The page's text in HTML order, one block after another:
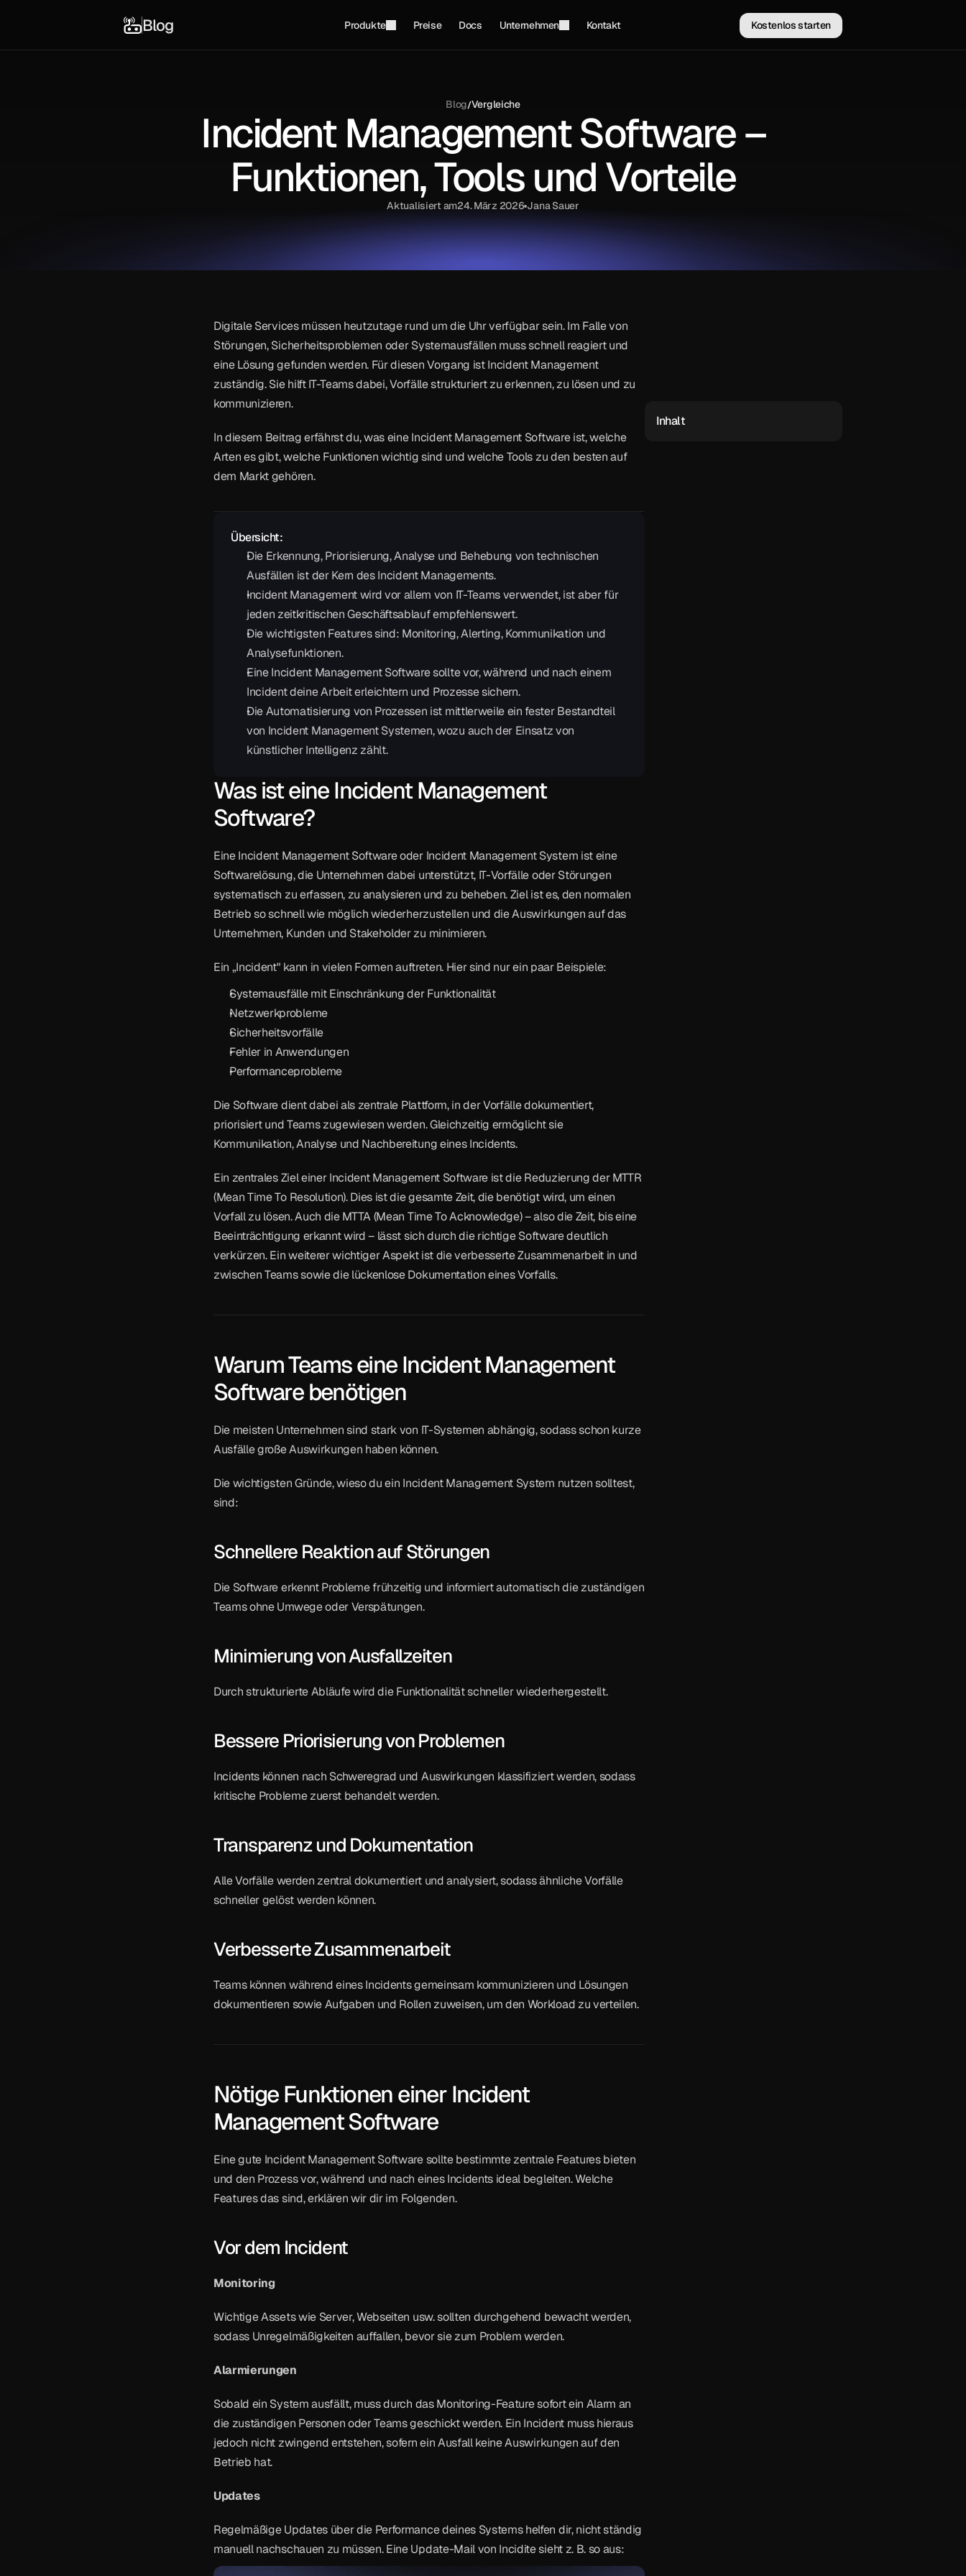
Blog Produkte Preise Docs Unternehmen Kontakt Kostenlos starten
Blog/Vergleiche
Incident Management Software –
Funktionen, Tools und Vorteile
Aktualisiert am24. März 2026 Jana Sauer
Digitale Services müssen heutzutage rund um die Uhr verfügbar sein. Im Falle von
Störungen, Sicherheitsproblemen oder Systemausfällen muss schnell reagiert und
eine Lösung gefunden werden. Für diesen Vorgang ist Incident Management
zuständig. Sie hilft IT-Teams dabei, Vorfälle strukturiert zu erkennen, zu lösen und zu
kommunizieren.
In diesem Beitrag erfährst du, was eine Incident Management Software ist, welche
Arten es gibt, welche Funktionen wichtig sind und welche Tools zu den besten auf
dem Markt gehören.
Übersicht:
Die Erkennung, Priorisierung, Analyse und Behebung von technischen
Ausfällen ist der Kern des Incident Managements.
Incident Management wird vor allem von IT-Teams verwendet, ist aber für
jeden zeitkritischen Geschäftsablauf empfehlenswert.
Die wichtigsten Features sind: Monitoring, Alerting, Kommunikation und
Analysefunktionen.
Eine Incident Management Software sollte vor, während und nach einem
Incident deine Arbeit erleichtern und Prozesse sichern.
Die Automatisierung von Prozessen ist mittlerweile ein fester Bestandteil
von Incident Management Systemen, wozu auch der Einsatz von
künstlicher Intelligenz zählt.
Was ist eine Incident Management
Software?
Eine Incident Management Software oder Incident Management System ist eine
Softwarelösung, die Unternehmen dabei unterstützt, IT-Vorfälle oder Störungen
systematisch zu erfassen, zu analysieren und zu beheben. Ziel ist es, den normalen
Betrieb so schnell wie möglich wiederherzustellen und die Auswirkungen auf das
Unternehmen, Kunden und Stakeholder zu minimieren.
Ein „Incident" kann in vielen Formen auftreten. Hier sind nur ein paar Beispiele:
Systemausfälle mit Einschränkung der Funktionalität
Netzwerkprobleme
Sicherheitsvorfälle
Fehler in Anwendungen
Performanceprobleme
Die Software dient dabei als zentrale Plattform, in der Vorfälle dokumentiert,
priorisiert und Teams zugewiesen werden. Gleichzeitig ermöglicht sie
Kommunikation, Analyse und Nachbereitung eines Incidents.
Ein zentrales Ziel einer Incident Management Software ist die Reduzierung der MTTR
(Mean Time To Resolution). Dies ist die gesamte Zeit, die benötigt wird, um einen
Vorfall zu lösen. Auch die MTTA (Mean Time To Acknowledge) – also die Zeit, bis eine
Beeinträchtigung erkannt wird – lässt sich durch die richtige Software deutlich
verkürzen. Ein weiterer wichtiger Aspekt ist die verbesserte Zusammenarbeit in und
zwischen Teams sowie die lückenlose Dokumentation eines Vorfalls.
Warum Teams eine Incident Management
Software benötigen
Die meisten Unternehmen sind stark von IT-Systemen abhängig, sodass schon kurze
Ausfälle große Auswirkungen haben können.
Die wichtigsten Gründe, wieso du ein Incident Management System nutzen solltest,
sind:
Schnellere Reaktion auf Störungen
Die Software erkennt Probleme frühzeitig und informiert automatisch die zuständigen
Teams ohne Umwege oder Verspätungen.
Minimierung von Ausfallzeiten
Durch strukturierte Abläufe wird die Funktionalität schneller wiederhergestellt.
Bessere Priorisierung von Problemen
Incidents können nach Schweregrad und Auswirkungen klassifiziert werden, sodass
kritische Probleme zuerst behandelt werden.
Transparenz und Dokumentation
Alle Vorfälle werden zentral dokumentiert und analysiert, sodass ähnliche Vorfälle
schneller gelöst werden können.
Verbesserte Zusammenarbeit
Teams können während eines Incidents gemeinsam kommunizieren und Lösungen
dokumentieren sowie Aufgaben und Rollen zuweisen, um den Workload zu verteilen.
Nötige Funktionen einer Incident
Management Software
Eine gute Incident Management Software sollte bestimmte zentrale Features bieten
und den Prozess vor, während und nach eines Incidents ideal begleiten. Welche
Features das sind, erklären wir dir im Folgenden.
Vor dem Incident
Monitoring
Wichtige Assets wie Server, Webseiten usw. sollten durchgehend bewacht werden,
sodass Unregelmäßigkeiten auffallen, bevor sie zum Problem werden.
Alarmierungen
Sobald ein System ausfällt, muss durch das Monitoring-Feature sofort ein Alarm an
die zuständigen Personen oder Teams geschickt werden. Ein Incident muss hieraus
jedoch nicht zwingend entstehen, sofern ein Ausfall keine Auswirkungen auf den
Betrieb hat.
Updates
Regelmäßige Updates über die Performance deines Systems helfen dir, nicht ständig
manuell nachschauen zu müssen. Eine Update-Mail von Incidite sieht z. B. so aus:
Inhalt